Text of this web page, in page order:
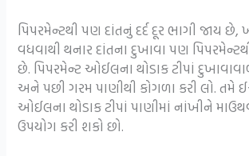
પિપરમેન્ટથી પણ દાંતનું દર્દ દૂર ભાગી જાય
વધવાથી થનાર દાંતના દુખાવા પણ
છે. પિપરમેન્ટ ઓઈલના થોડાક ટીપાં
અને પછી ગરમ પાણીથી કોગળા કરી લો. તમે
ઓઈલના થોડાક ટીપાં પાણીમાં નાંખીને
ઉપયોગ કરી શકો છો.